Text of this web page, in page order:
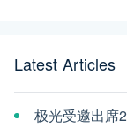
Latest Articles